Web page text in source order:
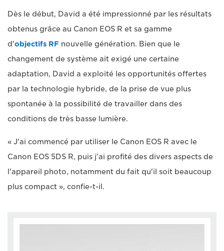
Dès le début, David a été impressionné par les résultats
obtenus grâce au Canon EOS R et sa gamme
d'objectifs RF nouvelle génération. Bien que le
changement de système ait exigé une certaine
adaptation, David a exploité les opportunités offertes
par la technologie hybride, de la prise de vue plus
spontanée à la possibilité de travailler dans des
conditions de très basse lumière.
« J'ai commencé par utiliser le Canon EOS R avec le
Canon EOS 5DS R, puis j'ai profité des divers aspects de
l'appareil photo, notamment du fait qu'il soit beaucoup
plus compact », confie-t-il.